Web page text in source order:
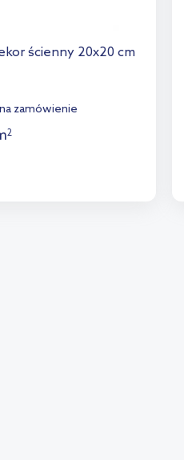
ścienny 20x20 cm
na zamówienie
2